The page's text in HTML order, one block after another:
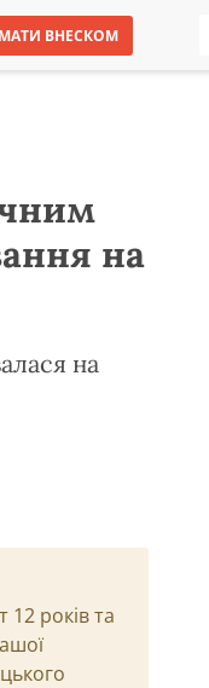
ВНЕСКОМ
на
на
років та